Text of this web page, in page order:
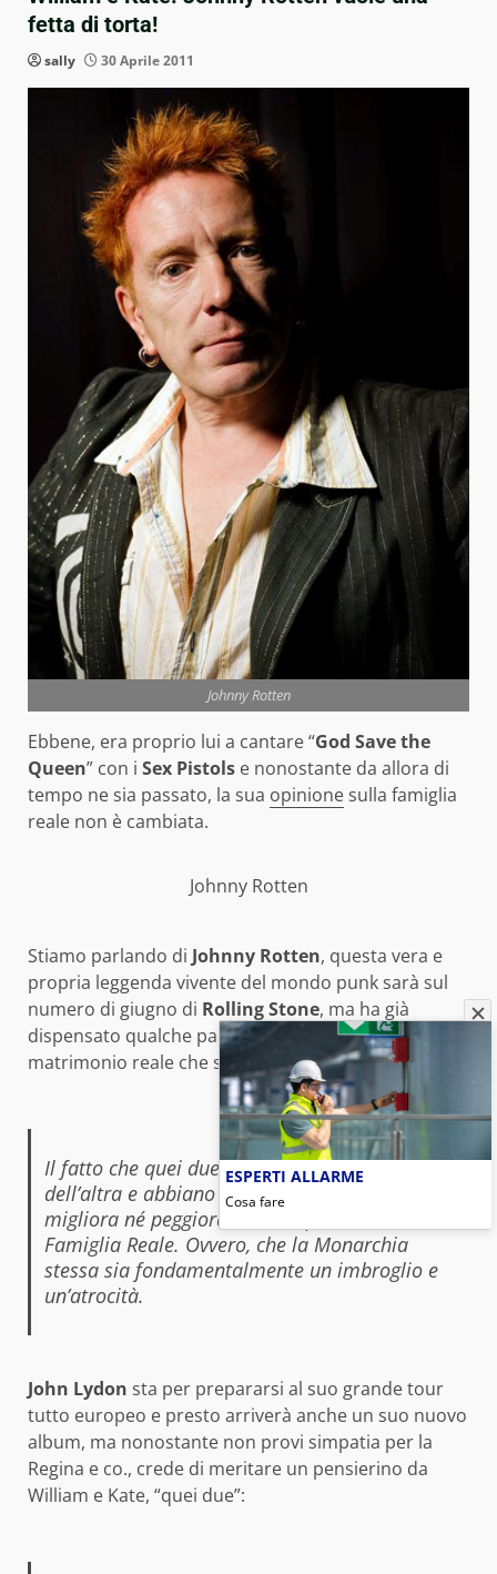
fetta di torta!
sally 30 Aprile 2011
Johnny Rotten
Ebbene, era proprio lui a cantare “God Save the
Queen” con i Sex Pistols e nonostante da allora di
tempo ne sia passato, la sua opinionesulla famiglia
reale non è cambiata.
Johnny Rotten
Stiamo parlando di Johnny Rotten, questa vera e
propria leggenda vivente del mondo punk sarà sul
numero di giugno di Rolling Stone, ma ha già
dispensato qualche parola nei confronti del
matrimonio reale che si è svolto ieri:
Il fatto che quei due si siano innamorati l’uno
dell’altra e abbiano deciso di sposarsi, non
migliora né peggiora la mia opinione sulla
Famiglia Reale. Ovvero, che la Monarchia
stessa sia fondamentalmente un imbroglio e
un’atrocità.
John Lydon sta per prepararsi al suo grande tour
tutto europeo e presto arriverà anche un suo nuovo
album, ma nonostante non provi simpatia per la
Regina e co., crede di meritare un pensierino da
William e Kate, “quei due”:
ESPERTI ALLARME
Cosa fare